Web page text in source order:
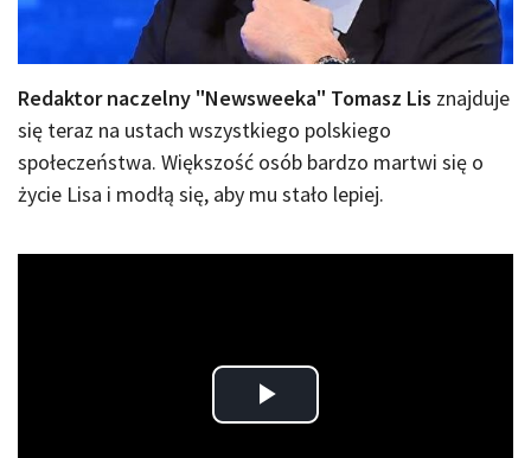
Redaktor naczelny "Newsweeka" Tomasz Lis znajduje
się teraz na ustach wszystkiego polskiego
społeczeństwa. Większość osób bardzo martwi się o
życie Lisa i modłą się, aby mu stało lepiej.
Play